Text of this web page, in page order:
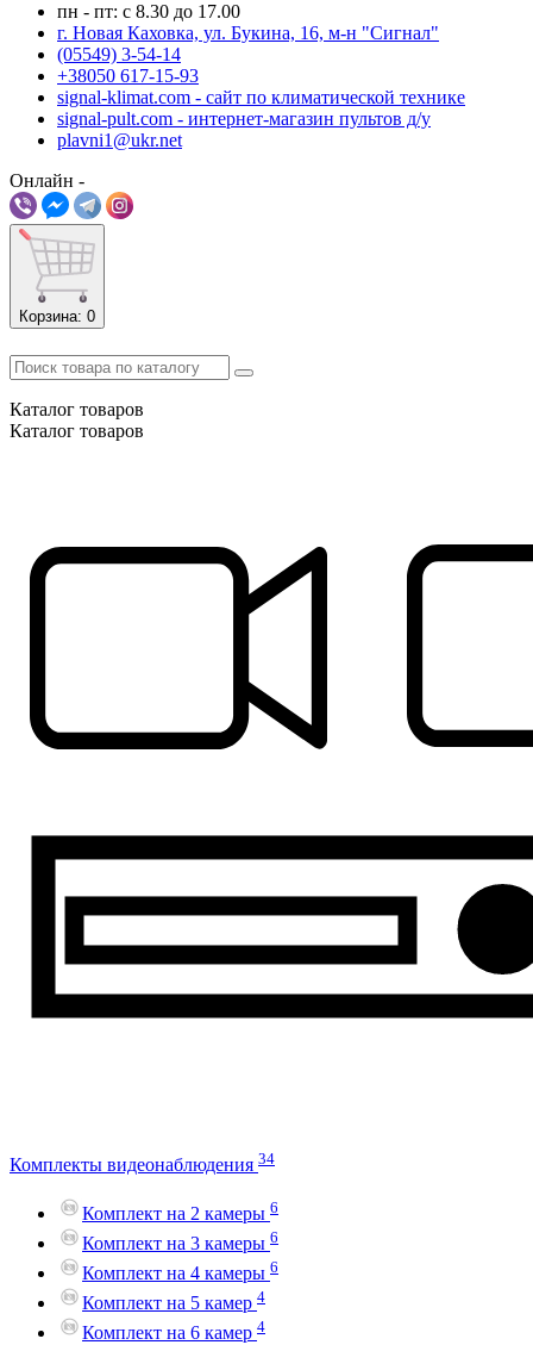
пн - пт: с 8.30 до 17.00
г. Новая Каховка, ул. Букина, 16, м-н "Сигнал"
(05549) 3-54-14
+38050 617-15-93
signal-klimat.com - сайт по климатической технике
signal-pult.com - интернет-магазин пультов д/у
plavni1@ukr.net
Онлайн -
Корзина: 0
Каталог товаров
Каталог товаров
Комплекты видеонаблюдения 34
Комплект на 2 камеры 6
Комплект на 3 камеры 6
Комплект на 4 камеры 6
Комплект на 5 камер 4
Комплект на 6 камер 4